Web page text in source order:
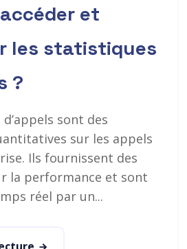
et
les statistiques
?
sont des
sur les appels
Ils fournissent des
la performance et sont
réel par un...